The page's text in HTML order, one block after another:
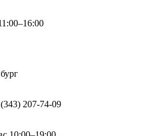
207-74-09